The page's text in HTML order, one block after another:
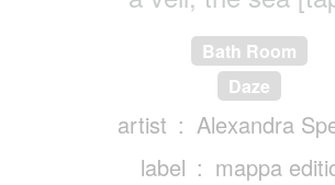
Bath Room
Daze
artist
Alexandra
label
mappa